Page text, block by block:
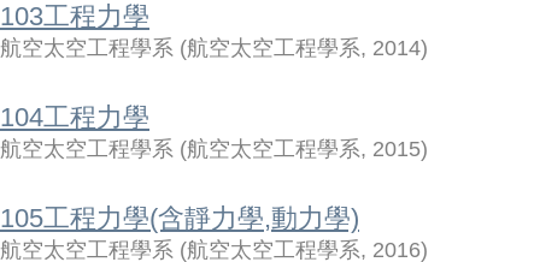
103工程力學
航空太空工程學系 (航空太空工程學系, 2014)
104工程力學
航空太空工程學系 (航空太空工程學系, 2015)
105工程力學(含靜力學,動力學)
航空太空工程學系 (航空太空工程學系, 2016)